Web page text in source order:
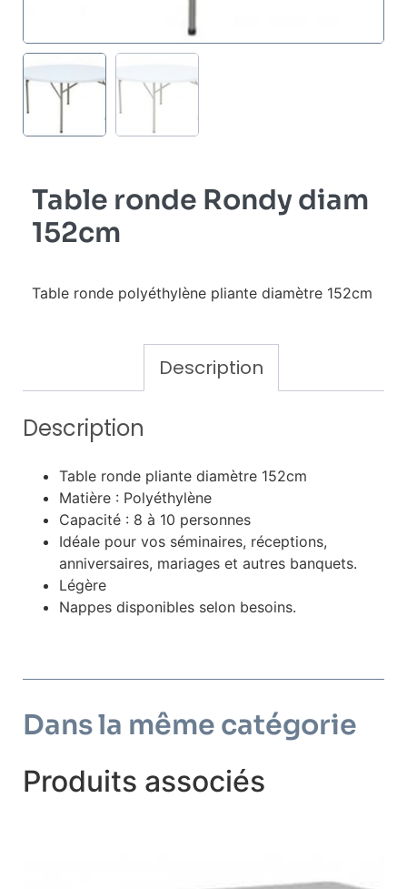
Table ronde Rondy diam
152cm
Table ronde polyéthylène pliante diamètre 152cm
Description
Description
Table ronde pliante diamètre 152cm
Matière : Polyéthylène
Capacité : 8 à 10 personnes
Idéale pour vos séminaires, réceptions,
anniversaires, mariages et autres banquets.
Légère
Nappes disponibles selon besoins.
Dans la même catégorie
Produits associés